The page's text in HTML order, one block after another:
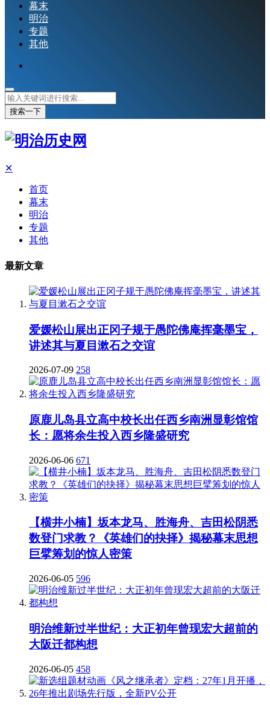
幕末
明治
专题
其他
搜索一下
✕
首页
幕末
明治
专题
其他
最新文章
爱媛松山展出正冈子规于愚陀佛庵挥毫墨宝，
讲述其与夏目漱石之交谊
2026-07-09 258
原鹿儿岛县立高中校长出任西乡南洲显彰馆馆
长：愿将余生投入西乡隆盛研究
2026-06-06 671
【横井小楠】坂本龙马、胜海舟、吉田松阴悉
数登门求教？《英雄们的抉择》揭秘幕末思想
巨擘筹划的惊人密策
2026-06-05 596
明治维新过半世纪：大正初年曾现宏大超前的
大阪迁都构想
2026-06-05 458